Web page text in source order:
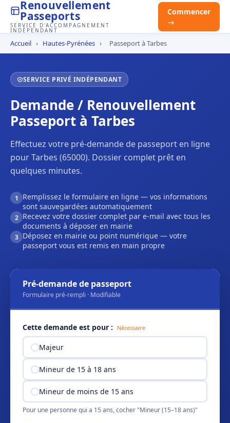
Renouvellement
Passeports
SERVICE D'ACCOMPAGNEMENT
INDÉPENDANT
Commencer
→
Accueil › Hautes-Pyrénées › Passeport à Tarbes
SERVICE PRIVÉ INDÉPENDANT
Demande / Renouvellement
Passeport à Tarbes
Effectuez votre pré-demande de passeport en ligne
pour Tarbes (65000). Dossier complet prêt en
quelques minutes.
1
Remplissez le formulaire en ligne — vos informations
sont sauvegardées automatiquement
2 Recevez votre dossier complet par e-mail avec tous les
documents à déposer en mairie
3 Déposez en mairie ou point numérique — votre
passeport vous est remis en main propre
Pré-demande de passeport
Formulaire pré-rempli · Modifiable
Cette demande est pour : Nécessaire
Majeur
Mineur de 15 à 18 ans
Mineur de moins de 15 ans
Pour une personne qui a 15 ans, cocher "Mineur (15–18 ans)"